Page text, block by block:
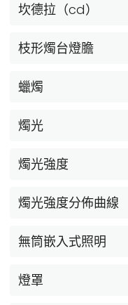
坎德拉（cd）
枝形燭台燈膽
蠟燭
燭光
燭光強度
燭光強度分佈曲線
無筒嵌入式照明
燈罩